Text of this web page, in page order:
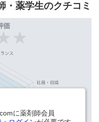
・薬学生のクチコミ
に薬剤師会員